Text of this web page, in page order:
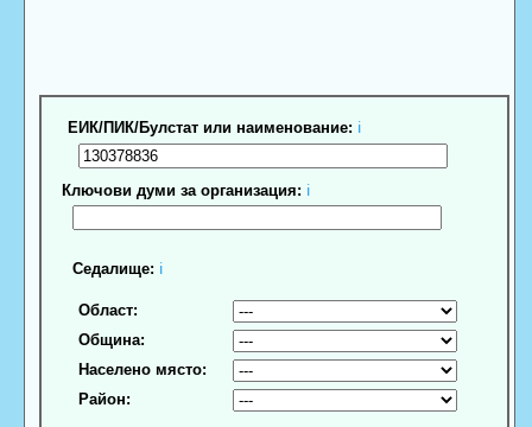
ЕИК/ПИК/Булстат или наименование: ℹ
Ключови думи за организация: ℹ
Седалище: ℹ
Област:
Община:
Населено място:
Район: